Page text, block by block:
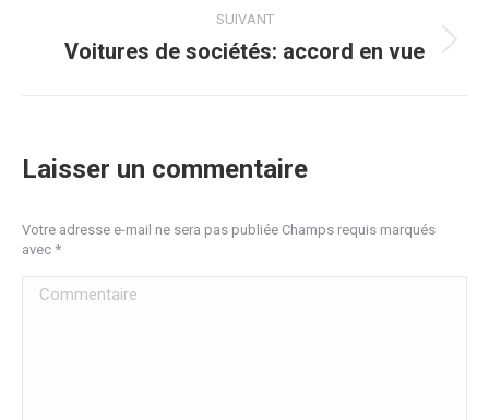
:
SUIVANT
Article
Voitures de sociétés: accord en vue
Laisser un commentaire
Votre adresse e-mail ne sera pas publiée Champs requis marqués
avec *
Commentaire